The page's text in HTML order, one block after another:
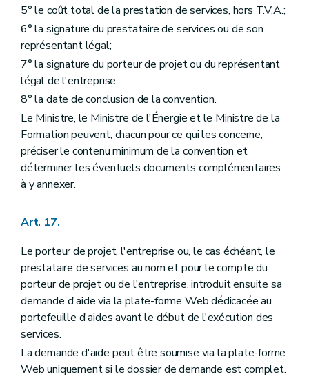
5° le coût total de la prestation de services, hors T.V.A.;
6° la signature du prestataire de services ou de son
représentant légal;
7° la signature du porteur de projet ou du représentant
légal de l'entreprise;
8° la date de conclusion de la convention.
Le Ministre, le Ministre de l'Énergie et le Ministre de la
Formation peuvent, chacun pour ce qui les concerne,
préciser le contenu minimum de la convention et
déterminer les éventuels documents complémentaires
à y annexer.
Art. 17.
Le porteur de projet, l'entreprise ou, le cas échéant, le
prestataire de services au nom et pour le compte du
porteur de projet ou de l'entreprise, introduit ensuite sa
demande d'aide via la plate-forme Web dédicacée au
portefeuille d'aides avant le début de l'exécution des
services.
La demande d'aide peut être soumise via la plate-forme
Web uniquement si le dossier de demande est complet.